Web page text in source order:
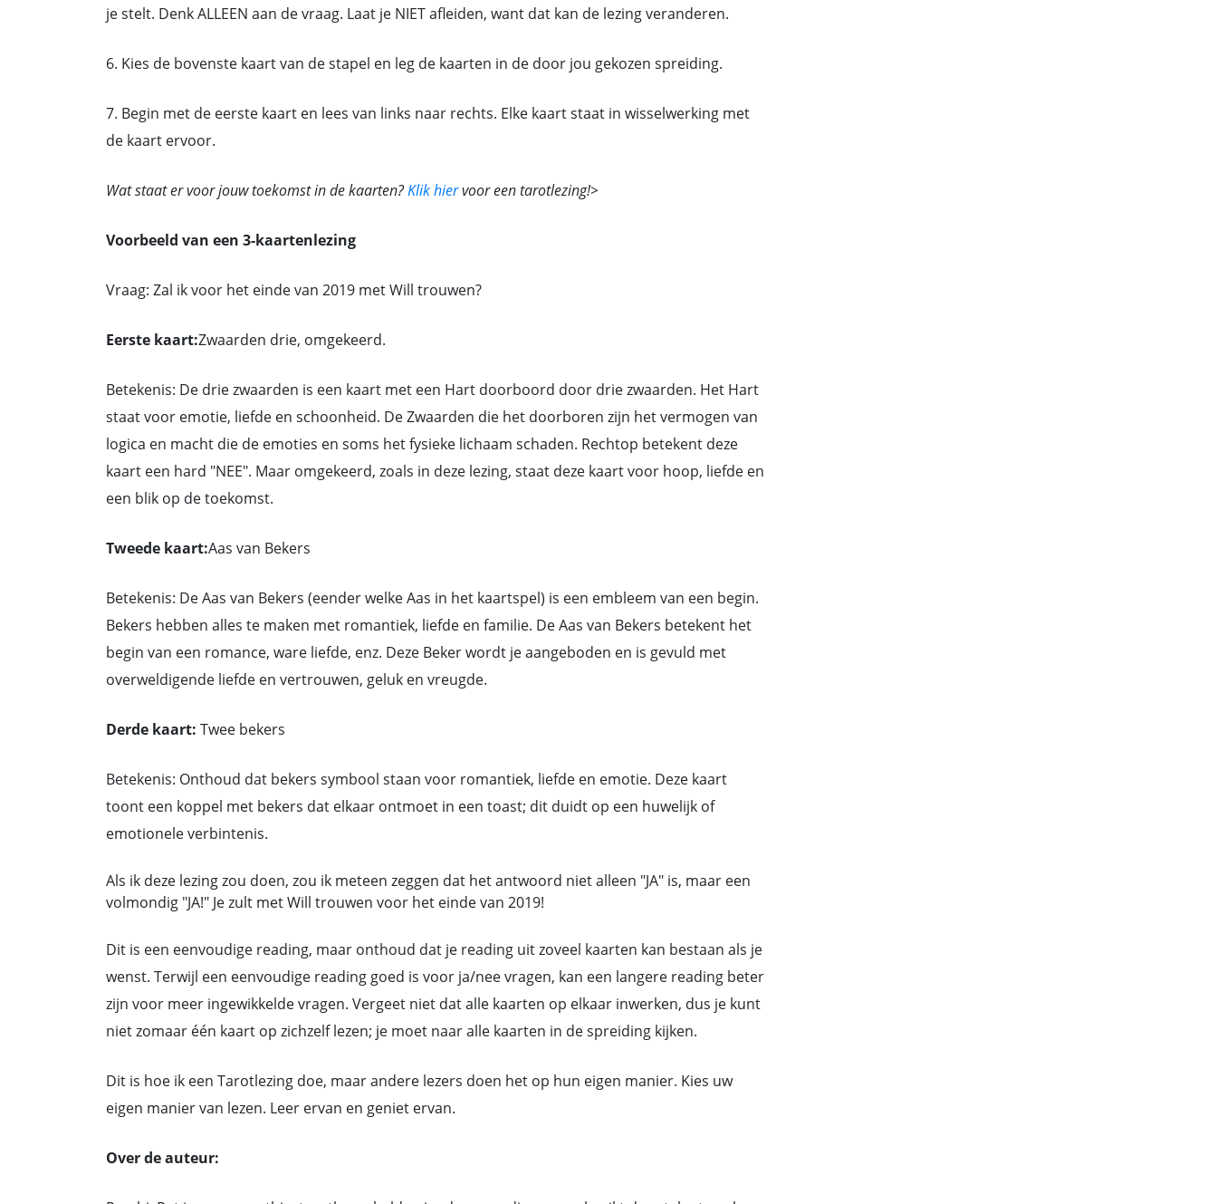
je stelt. Denk ALLEEN aan de vraag. Laat je NIET afleiden, want dat kan de lezing veranderen.
6. Kies de bovenste kaart van de stapel en leg de kaarten in de door jou gekozen spreiding.
7. Begin met de eerste kaart en lees van links naar rechts. Elke kaart staat in wisselwerking met
de kaart ervoor.
Wat staat er voor jouw toekomst in de kaarten?Klik hiervoor een tarotlezing!>
Voorbeeld van een 3-kaartenlezing
Vraag: Zal ik voor het einde van 2019 met Will trouwen?
Eerste kaart:Zwaarden drie, omgekeerd.
Betekenis: De drie zwaarden is een kaart met een Hart doorboord door drie zwaarden. Het Hart
staat voor emotie, liefde en schoonheid. De Zwaarden die het doorboren zijn het vermogen van
logica en macht die de emoties en soms het fysieke lichaam schaden. Rechtop betekent deze
kaart een hard "NEE". Maar omgekeerd, zoals in deze lezing, staat deze kaart voor hoop, liefde en
een blik op de toekomst.
Tweede kaart:Aas van Bekers
Betekenis: De Aas van Bekers (eender welke Aas in het kaartspel) is een embleem van een begin.
Bekers hebben alles te maken met romantiek, liefde en familie. De Aas van Bekers betekent het
begin van een romance, ware liefde, enz. Deze Beker wordt je aangeboden en is gevuld met
overweldigende liefde en vertrouwen, geluk en vreugde.
Derde kaart: Twee bekers
Betekenis: Onthoud dat bekers symbool staan voor romantiek, liefde en emotie. Deze kaart
toont een koppel met bekers dat elkaar ontmoet in een toast; dit duidt op een huwelijk of
emotionele verbintenis.
Als ik deze lezing zou doen, zou ik meteen zeggen dat het antwoord niet alleen "JA" is, maar een
volmondig "JA!" Je zult met Will trouwen voor het einde van 2019!
Dit is een eenvoudige reading, maar onthoud dat je reading uit zoveel kaarten kan bestaan als je
wenst. Terwijl een eenvoudige reading goed is voor ja/nee vragen, kan een langere reading beter
zijn voor meer ingewikkelde vragen. Vergeet niet dat alle kaarten op elkaar inwerken, dus je kunt
niet zomaar één kaart op zichzelf lezen; je moet naar alle kaarten in de spreiding kijken.
Dit is hoe ik een Tarotlezing doe, maar andere lezers doen het op hun eigen manier. Kies uw
eigen manier van lezen. Leer ervan en geniet ervan.
Over de auteur: